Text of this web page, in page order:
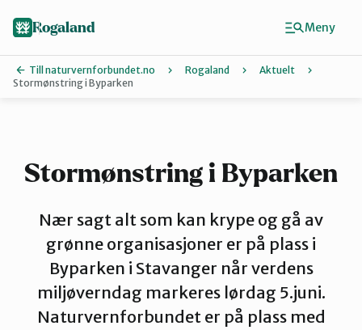
Haugalandet
Naturvernforbundet i Sandnes
Rogaland
Till naturvernforbundet.no Rogaland
Aktuelt
Stormønstring i Byparken
Stormønstring i Byparken
Nær sagt alt som kan krype og gå av
grønne organisasjoner er på plass i
Byparken i Stavanger når verdens
miljøverndag markeres lørdag 5.juni.
Naturvernforbundet er på plass med